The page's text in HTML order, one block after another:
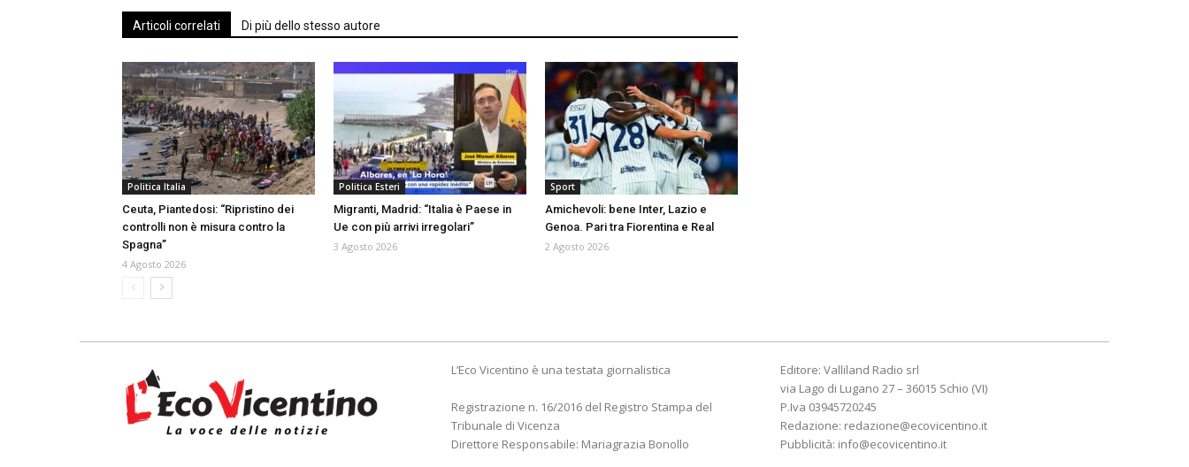
Articoli correlati Di più dello stesso autore
Politica Italia
Ceuta, Piantedosi: “Ripristino dei
controlli non è misura contro la
Spagna”
4 Agosto 2026
Politica Esteri
Migranti, Madrid: “Italia è Paese in
Ue con più arrivi irregolari”
3 Agosto 2026
Sport
Amichevoli: bene Inter, Lazio e
Genoa. Pari tra Fiorentina e Real
2 Agosto 2026
L’Eco Vicentino è una testata giornalistica
Registrazione n. 16/2016 del Registro Stampa del
Tribunale di Vicenza
Direttore Responsabile: Mariagrazia Bonollo
Editore: Valliland Radio srl
via Lago di Lugano 27 – 36015 Schio (VI)
P.Iva 03945720245
Redazione: redazione@ecovicentino.it
Pubblicità: info@ecovicentino.it